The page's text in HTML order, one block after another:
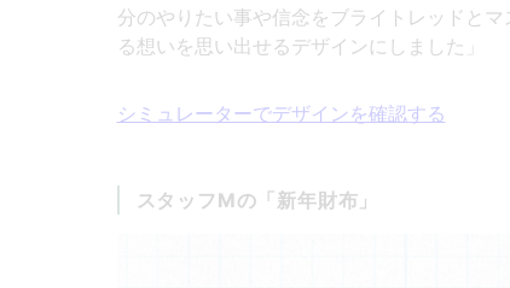
分のやりたい事や信念をブライトレッドと
る想いを思い出せるデザインにしました」
シミュレーターでデザインを確認する
スタッフMの「新年財布」